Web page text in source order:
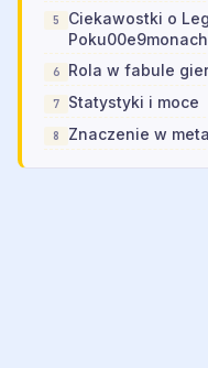
Ciekawostki o
Poku00e9monach
Rola w fabule
Statystyki i moce
Znaczenie w